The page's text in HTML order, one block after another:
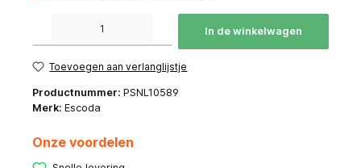
In de winkelwagen
Toevoegen aan verlanglijstje
Productnummer: PSNL10589
Merk: Escoda
Onze voordelen